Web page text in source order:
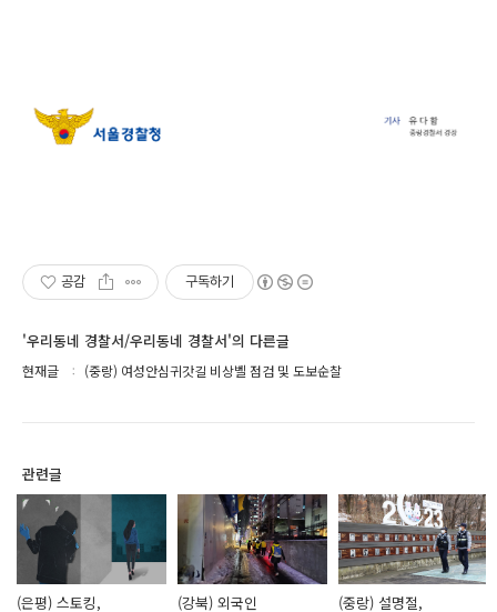
공감 구독하기
'우리동네 경찰서/우리동네 경찰서'의 다른글
현재글 (중랑) 여성안심귀갓길 비상벨 점검 및 도보순찰
관련글
(은평) 스토킹, (강북) 외국인 (중랑) 설명절,